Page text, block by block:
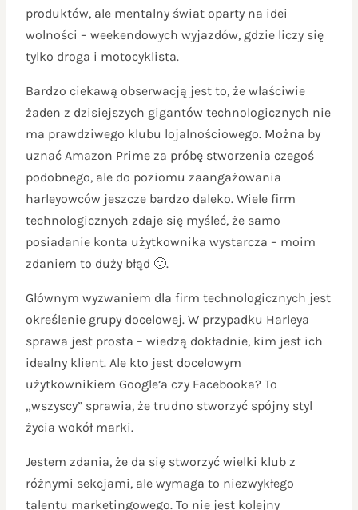
produktów, ale mentalny świat oparty na idei
wolności – weekendowych wyjazdów, gdzie liczy się
tylko droga i motocyklista.
Bardzo ciekawą obserwacją jest to, że właściwie
żaden z dzisiejszych gigantów technologicznych nie
ma prawdziwego klubu lojalnościowego. Można by
uznać Amazon Prime za próbę stworzenia czegoś
podobnego, ale do poziomu zaangażowania
harleyowców jeszcze bardzo daleko. Wiele firm
technologicznych zdaje się myśleć, że samo
posiadanie konta użytkownika wystarcza – moim
zdaniem to duży błąd 🙂.
Głównym wyzwaniem dla firm technologicznych jest
określenie grupy docelowej. W przypadku Harleya
sprawa jest prosta – wiedzą dokładnie, kim jest ich
idealny klient. Ale kto jest docelowym
użytkownikiem Google’a czy Facebooka? To
„wszyscy” sprawia, że trudno stworzyć spójny styl
życia wokół marki.
Jestem zdania, że da się stworzyć wielki klub z
różnymi sekcjami, ale wymaga to niezwykłego
talentu marketingowego. To nie jest kolejny